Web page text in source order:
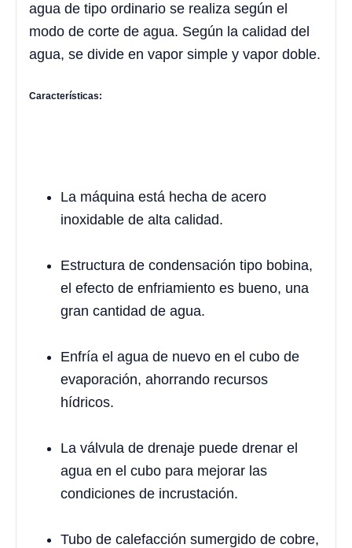
agua de tipo ordinario se realiza según el
modo de corte de agua. Según la calidad del
agua, se divide en vapor simple y vapor doble.
Características:
La máquina está hecha de acero
inoxidable de alta calidad.
Estructura de condensación tipo bobina,
el efecto de enfriamiento es bueno, una
gran cantidad de agua.
Enfría el agua de nuevo en el cubo de
evaporación, ahorrando recursos
hídricos.
La válvula de drenaje puede drenar el
agua en el cubo para mejorar las
condiciones de incrustación.
Tubo de calefacción sumergido de cobre,